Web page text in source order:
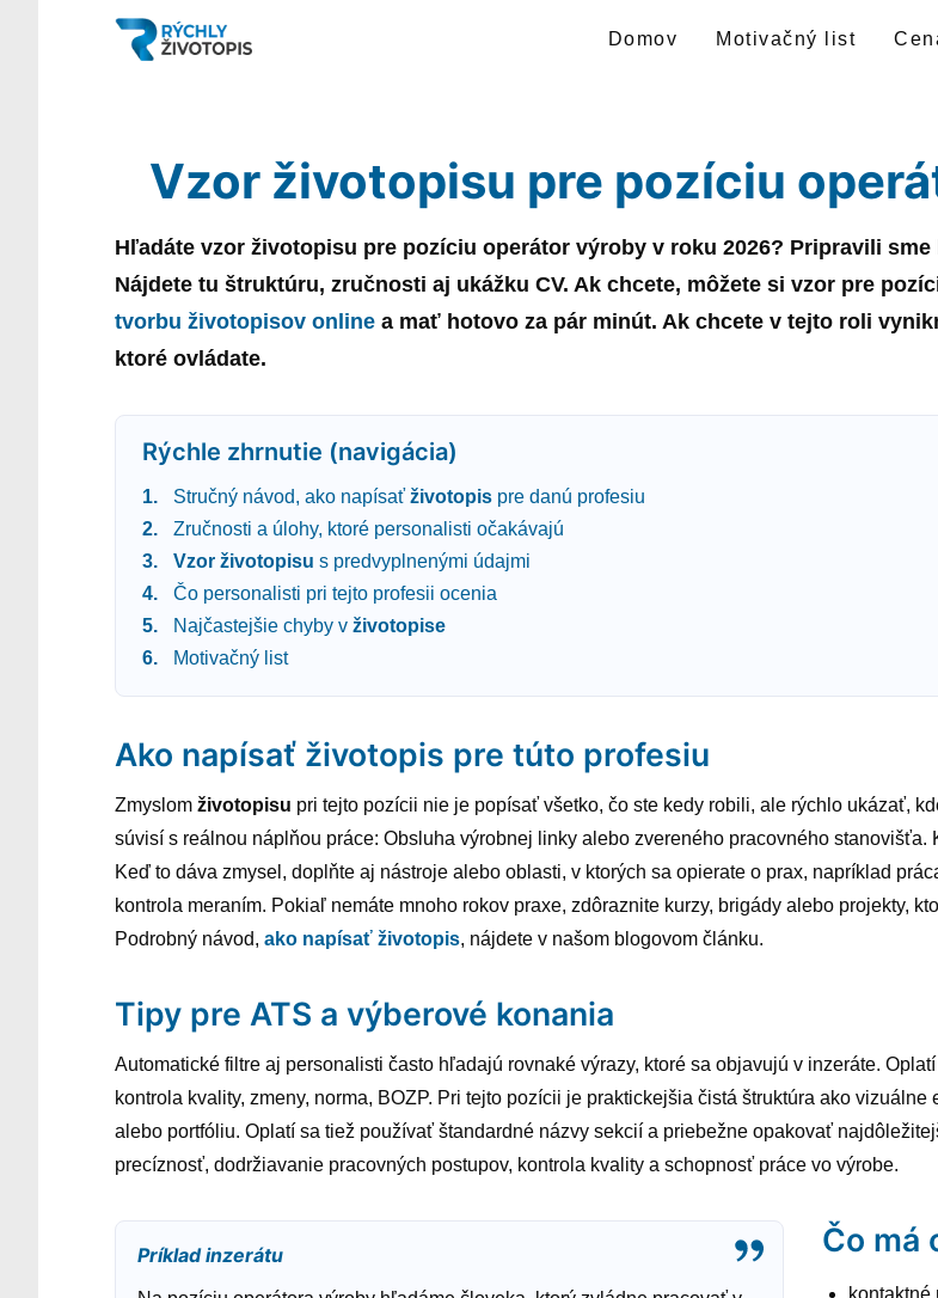
Domov Motivačný list
Vzor životopisu pre pozíciu
Hľadáte vzor životopisu pre pozíciu operátor výroby v roku 2026? Pripravili
Nájdete tu štruktúru, zručnosti aj ukážku CV. Ak chcete, môžete si vzor pre
tvorbu životopisov online a mať hotovo za pár minút. Ak chcete v tejto roli
ktoré ovládate.
Rýchle zhrnutie (navigácia)
Stručný návod, ako napísať životopispre danú profesiu
Zručnosti a úlohy, ktoré personalisti očakávajú
Vzor životopisu s predvyplnenými údajmi
Čo personalisti pri tejto profesii ocenia
Najčastejšie chyby v životopise
Motivačný list
Ako napísať životopis pre túto profesiu
Zmyslom životopisu pri tejto pozícii nie je popísať všetko, čo ste kedy robili, ale rýchlo ukázať,
súvisí s reálnou náplňou práce: Obsluha výrobnej linky alebo zvereného pracovného
Keď to dáva zmysel, doplňte aj nástroje alebo oblasti, v ktorých sa opierate o prax, napríklad
kontrola meraním. Pokiaľ nemáte mnoho rokov praxe, zdôraznite kurzy, brigády alebo projekty,
Podrobný návod, ako napísať životopis, nájdete v našom blogovom článku.
Tipy pre ATS a výberové konania
Automatické filtre aj personalisti často hľadajú rovnaké výrazy, ktoré sa objavujú v inzeráte.
kontrola kvality, zmeny, norma, BOZP. Pri tejto pozícii je praktickejšia čistá štruktúra ako
alebo portfóliu. Oplatí sa tiež používať štandardné názvy sekcií a priebežne opakovať
precíznosť, dodržiavanie pracovných postupov, kontrola kvality a schopnosť práce vo výrobe.
Príklad inzerátu Čo má
kontaktné